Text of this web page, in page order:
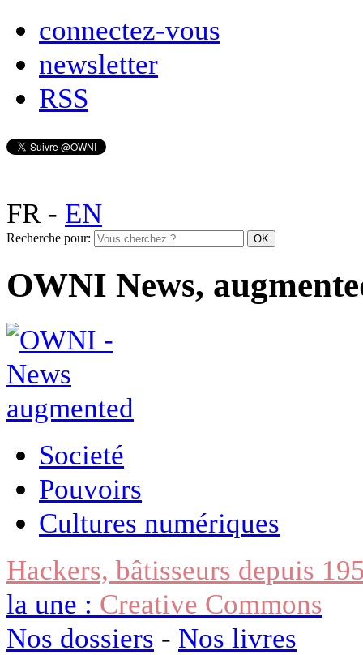
connectez-vous
newsletter
RSS
FR- EN
Recherche pour:
OWNI News,
Societé
Pouvoirs
Cultures numériques
Hackers, bâtisseurs depuis
la une : Creative Commons
Nos dossiers - Nos livres